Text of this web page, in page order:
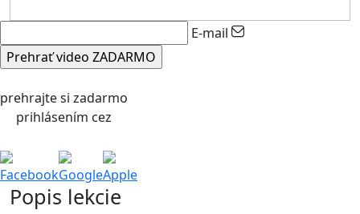
E-mail
prehrajte si zadarmo
prihlásením cez
FacebookGoogleApple
Popis lekcie